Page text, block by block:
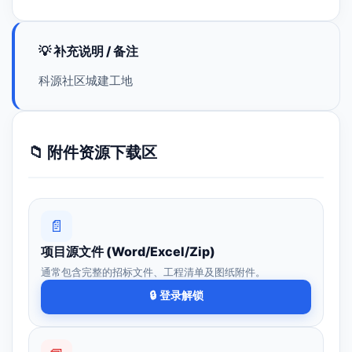
💡 补充说明 / 备注
科源社区城建工地
📁 附件资源下载区
📄
项目源文件 (Word/Excel/Zip)
通常包含完整的招标文件、工程清单及图纸附件。
🔒 登录解锁